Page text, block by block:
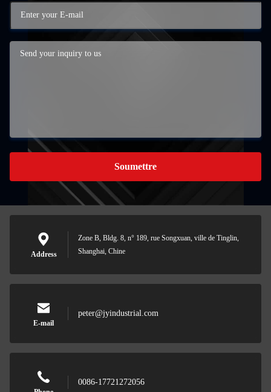
Soumettre
Address
Zone B, Bldg. 8, n° 189, rue Songxuan, ville de Tinglin,
Shanghai, Chine
E-mail
peter@jyindustrial.com
0086-17721272056